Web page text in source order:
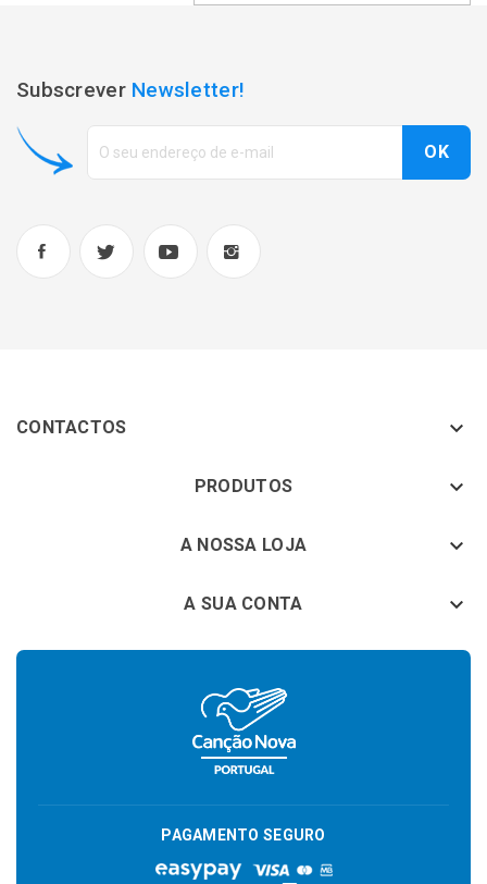
Subscrever Newsletter!
CONTACTOS 
PRODUTOS keyboard_arrow_down
A NOSSA LOJA keyboard_arrow_down
A SUA CONTA 
PAGAMENTO SEGURO